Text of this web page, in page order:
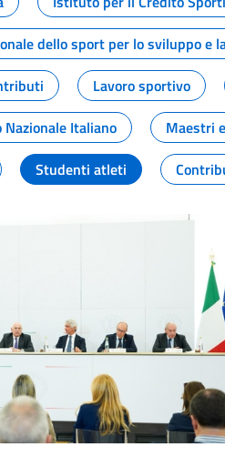
dello sport per lo sviluppo e
Lavoro sportivo
Italiano
Maestri
Studenti atleti